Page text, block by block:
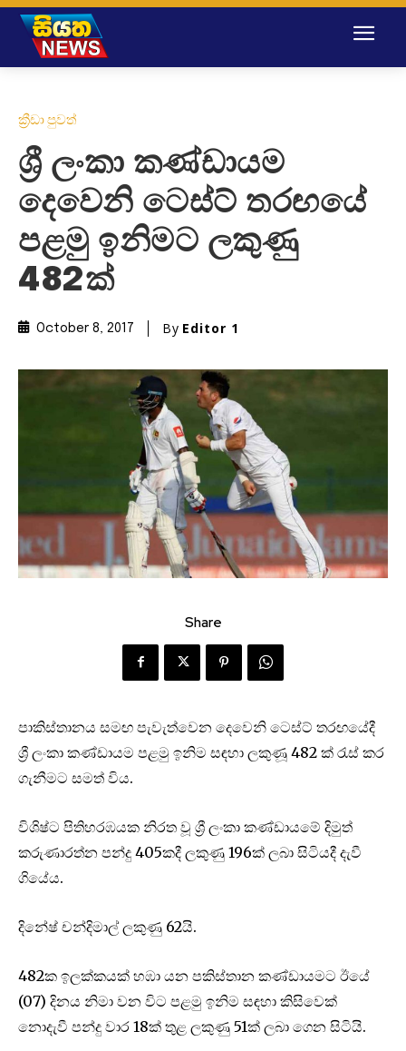
ක්‍රීඩා පුවත්
ශ්‍රී ලංකා කණ්ඩායම
දෙවෙනි ටෙස්ට් තරඟයේ
පළමු ඉනිමට ලකුණු
482ක්
October 8, 2017 By Editor 1
Share
පාකිස්තානය සමඟ පැවැත්වෙන දෙවෙනි ටෙස්ට් තරඟයේදී
ශ්‍රී ලංකා කණ්ඩායම පළමු ඉනිම සඳහා ලකුණූ 482 ක් රැස් කර
ගැනීමට සමත් විය.
විශිෂ්ට පිතිහරඹයක නිරත වූ ශ්‍රී ලංකා කණ්ඩායමේ දිමුත්
කරුණාරත්න පන්දු 405කදී ලකුණු 196ක් ලබා සිටියදී දැවී
ගියේය.
දිනේෂ් චන්දිමාල් ලකුණු 62යි.
482ක ඉලක්කයක් හඹා යන පකිස්තාන කණ්ඩායමට ඊයේ
(07) දිනය නිමා වන විට පළමු ඉනිම සඳහා කිසිවෙක්
නොදැවී පන්දු වාර 18ක් තුළ ලකුණු 51ක් ලබා ගෙන සිටියි.